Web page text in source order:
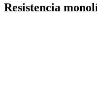
Resistencia